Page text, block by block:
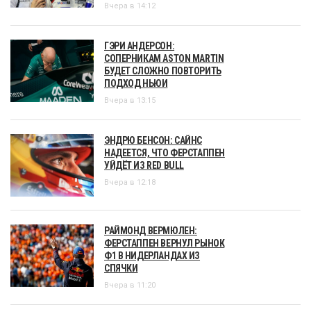
Вчера в 14:12
ГЭРИ АНДЕРСОН:
СОПЕРНИКАМ ASTON MARTIN
БУДЕТ СЛОЖНО ПОВТОРИТЬ
ПОДХОД НЬЮИ
Вчера в 13:15
ЭНДРЮ БЕНСОН: САЙНС
НАДЕЕТСЯ, ЧТО ФЕРСТАППЕН
УЙДЁТ ИЗ RED BULL
Вчера в 12:18
РАЙМОНД ВЕРМЮЛЕН:
ФЕРСТАППЕН ВЕРНУЛ РЫНОК
Ф1 В НИДЕРЛАНДАХ ИЗ
СПЯЧКИ
Вчера в 11:20